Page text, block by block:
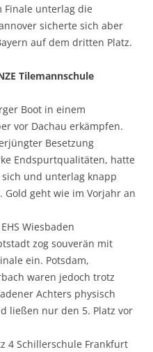
Finale unterlag die
sicherte sich aber
auf dem dritten Platz.
Tilemannschule
Boot in einem
vor Dachau erkämpfen.
Besetzung
Endspurtqualitäten, hatte
und unterlag knapp
Gold geht wie im Vorjahr an
Wiesbaden
zog souverän mit
ein. Potsdam,
waren jedoch trotz
Achters physisch
ließen nur den 5. Platz vor
4 Schillerschule Frankfurt